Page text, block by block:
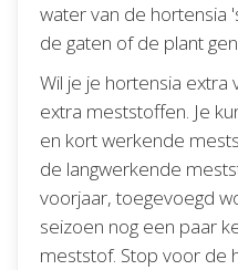
water van de hortensia
de gaten of de plant
Wil je je hortensia
extra meststoffen. Je
en kort werkende
de langwerkende
voorjaar, toegevoegd
seizoen nog een paar
meststof. Stop voor de